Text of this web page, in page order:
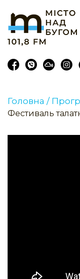
Головна /
Фестиваль